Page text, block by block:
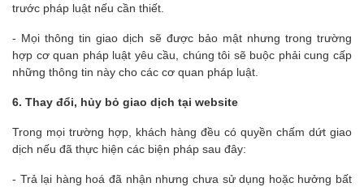
trước pháp luật nếu cần thiết.
- Mọi thông tin giao dịch sẽ được bảo mật nhưng trong trường
hợp cơ quan pháp luật yêu cầu, chúng tôi sẽ buộc phải cung cấp
những thông tin này cho các cơ quan pháp luật.
6. Thay đổi, hủy bỏ giao dịch tại website
Trong mọi trường hợp, khách hàng đều có quyền chấm dứt giao
dịch nếu đã thực hiện các biện pháp sau đây:
- Trả lại hàng hoá đã nhận nhưng chưa sử dụng hoặc hưởng bất